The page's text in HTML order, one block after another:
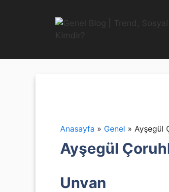
Anasayfa » Genel » Ayşegül
Ayşegül
Unvan